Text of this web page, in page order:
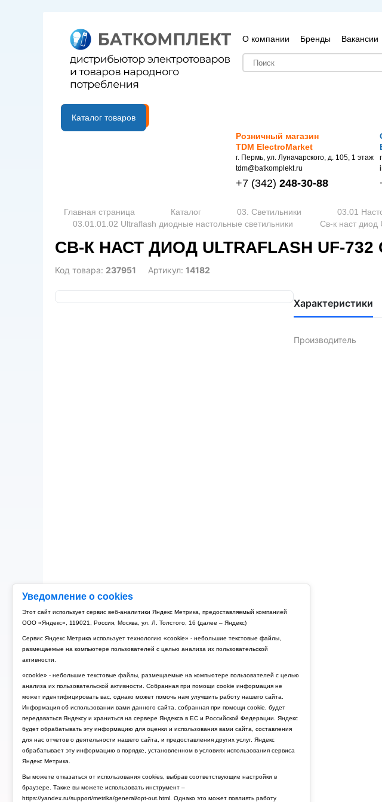
Уведомление о cookies
Этот сайт использует сервис веб-аналитики Яндекс Метрика, предоставляемый компанией
ООО «Яндекс», 119021, Россия, Москва, ул. Л. Толстого, 16 (далее – Яндекс)
Сервис Яндекс Метрика использует технологию «cookie» - небольшие текстовые файлы,
размещаемые на компьютере пользователей с целью анализа их пользовательской
активности.
«cookie» - небольшие текстовые файлы, размещаемые на компьютере пользователей с целью
анализа их пользовательской активности. Собранная при помощи cookie информация не
может идентифицировать вас, однако может помочь нам улучшить работу нашего сайта.
Информация об использовании вами данного сайта, собранная при помощи cookie, будет
передаваться Яндексу и храниться на сервере Яндекса в ЕС и Российской Федерации. Яндекс
будет обрабатывать эту информацию для оценки и использования вами сайта, составления
для нас отчетов о деятельности нашего сайта, и предоставления других услуг. Яндекс
обрабатывает эту информацию в порядке, установленном в условиях использования сервиса
Яндекс Метрика.
Вы можете отказаться от использования cookies, выбрав соответствующие настройки в
браузере. Также вы можете использовать инструмент –
https://yandex.ru/support/metrika/general/opt-out.html. Однако это может повлиять работу
О компании Бренды Вакансии
B2B портал
Каталог товаров
Розничный магазин
TDM ElectroMarket
г. Пермь, ул. Луначарского, д. 105, 1 этаж
tdm@batkomplekt.ru
+7 (342) 248-30-88
Главная страница Каталог 03. Светильники 03.01
03.01.01.02 Ultraflash диодные настольные светильники
Св-к наст
СВ-К НАСТ ДИОД ULTRAFLASH UF-
Код товара: 237951 Артикул: 14182
Характеристики
Производитель